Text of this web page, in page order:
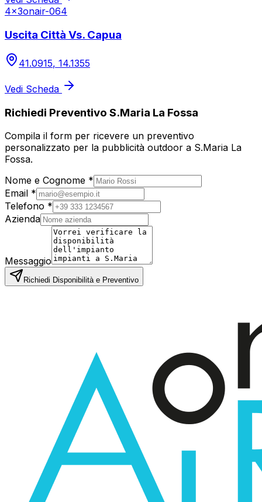
4x3onair-064
Uscita Città Vs. Capua
41.0915, 14.1355
Vedi Scheda
Richiedi Preventivo S.Maria La Fossa
Compila il form per ricevere un preventivo
personalizzato per la pubblicità outdoor a S.Maria La
Fossa.
Nome e Cognome *
Email *
Telefono *
Azienda
Messaggio
Richiedi Disponibilità e Preventivo